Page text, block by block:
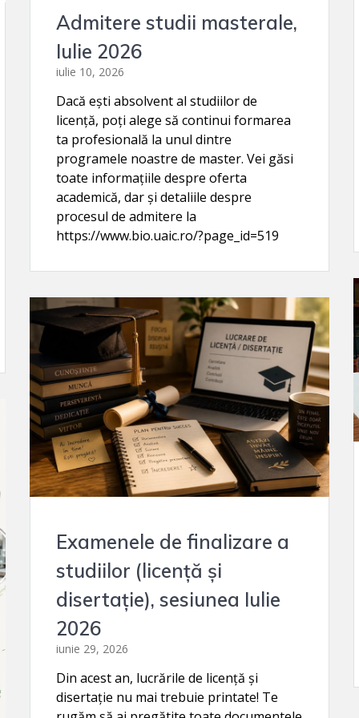
Admitere studii masterale,
Iulie 2026
iulie 10, 2026
Dacă ești absolvent al studiilor de
licență, poți alege să continui formarea
ta profesională la unul dintre
programele noastre de master. Vei găsi
toate informațiile despre oferta
academică, dar și detaliile despre
procesul de admitere la
https://www.bio.uaic.ro/?page_id=519
Examenele de finalizare a
studiilor (licență și
disertație), sesiunea Iulie
2026
iunie 29, 2026
Din acest an, lucrările de licență și
disertație nu mai trebuie printate! Te